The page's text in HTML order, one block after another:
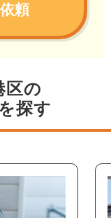
頼
区の
探す